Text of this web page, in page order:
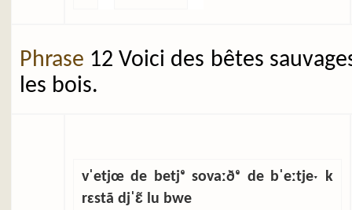
Phrase 12 Voici des bêtes
les bois.
vˈetjœ de betjᵉ sovaːðᵉ de bˈeːtjeˑ k
rɛstã djˈɛ̃ lu bwe